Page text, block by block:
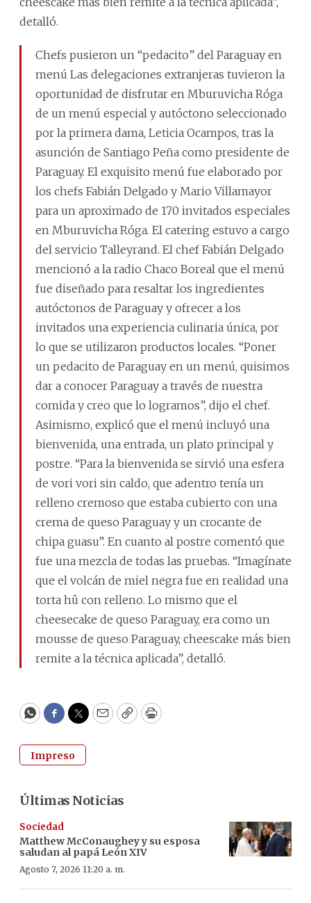
detalló.
Chefs pusieron un “pedacito” del Paraguay en
menú Las delegaciones extranjeras tuvieron la
oportunidad de disfrutar en Mburuvicha Róga
de un menú especial y autóctono seleccionado
por la primera dama, Leticia Ocampos, tras la
asunción de Santiago Peña como presidente de
Paraguay. El exquisito menú fue elaborado por
los chefs Fabián Delgado y Mario Villamayor
para un aproximado de 170 invitados especiales
en Mburuvicha Róga. El catering estuvo a cargo
del servicio Talleyrand. El chef Fabián Delgado
mencionó a la radio Chaco Boreal que el menú
fue diseñado para resaltar los ingredientes
autóctonos de Paraguay y ofrecer a los
invitados una experiencia culinaria única, por
lo que se utilizaron productos locales. “Poner
un pedacito de Paraguay en un menú, quisimos
dar a conocer Paraguay a través de nuestra
comida y creo que lo logramos”, dijo el chef.
Asimismo, explicó que el menú incluyó una
bienvenida, una entrada, un plato principal y
postre. “Para la bienvenida se sirvió una esfera
de vori vori sin caldo, que adentro tenía un
relleno cremoso que estaba cubierto con una
crema de queso Paraguay y un crocante de
chipa guasu”. En cuanto al postre comentó que
fue una mezcla de todas las pruebas. “Imagínate
que el volcán de miel negra fue en realidad una
torta hû con relleno. Lo mismo que el
cheesecake de queso Paraguay, era como un
mousse de queso Paraguay, cheescake más bien
remite a la técnica aplicada”, detalló.
WhatsApp
Facebook
Twitter
EmailCopyPrint
Impreso
Últimas Noticias
Sociedad
Matthew McConaughey y su esposa
saludan al papá León XIV
Agosto 7, 2026 11:20 a. m.